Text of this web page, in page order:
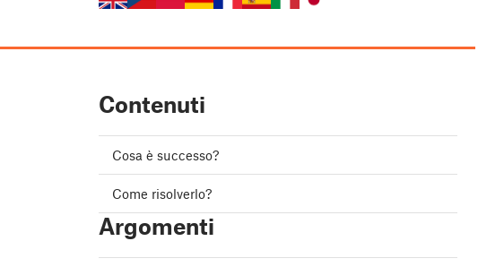
Contenuti
Cosa è successo?
Come risolverlo?
Argomenti